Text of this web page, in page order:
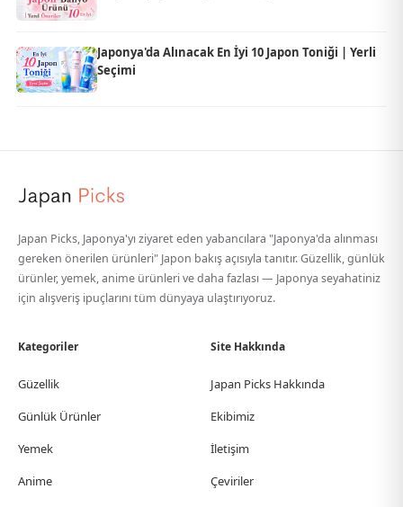
Japonya'da Alınacak En İyi 10 Japon Toniği | Yerli
Seçimi
Japan Picks, Japonya'yı ziyaret eden yabancılara "Japonya'da alınması
gereken önerilen ürünleri" Japon bakış açısıyla tanıtır. Güzellik, günlük
ürünler, yemek, anime ürünleri ve daha fazlası — Japonya seyahatiniz
için alışveriş ipuçlarını tüm dünyaya ulaştırıyoruz.
Kategoriler
Güzellik
Günlük Ürünler
Yemek
Anime
Site Hakkında
Japan Picks Hakkında
Ekibimiz
İletişim
Çeviriler